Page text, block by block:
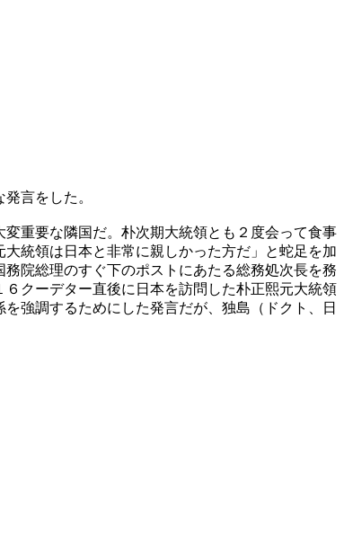
言をした。
重要な隣国だ。朴次期大統領とも２度会って食事
統領は日本と非常に親しかった方だ」と蛇足を加
院総理のすぐ下のポストにあたる総務処次長を務
クーデター直後に日本を訪問した朴正熙元大統領
強調するためにした発言だが、独島（ドクト、日